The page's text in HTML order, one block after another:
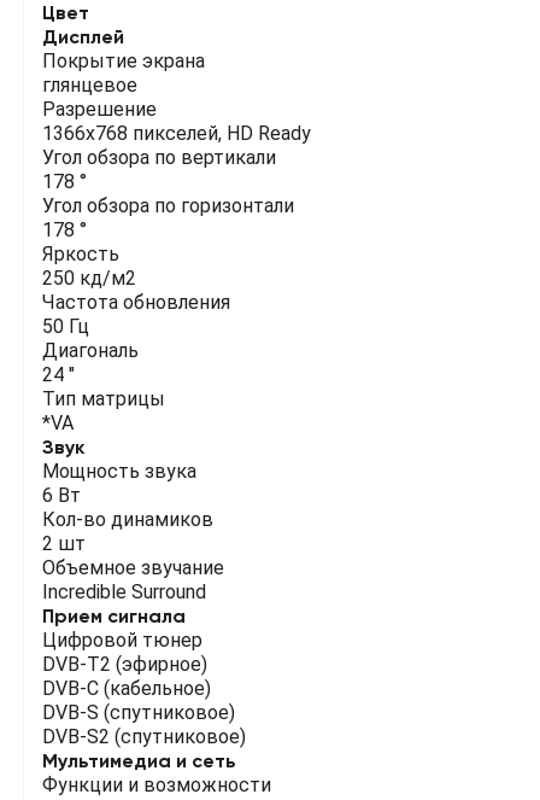
Цвет
Дисплей
Покрытие экрана
глянцевое
Разрешение
1366x768 пикселей, HD Ready
Угол обзора по вертикали
178 °
Угол обзора по горизонтали
178 °
Яркость
250 кд/м2
Частота обновления
50 Гц
Диагональ
24 "
Тип матрицы
*VA
Звук
Мощность звука
6 Вт
Кол-во динамиков
2 шт
Объемное звучание
Incredible Surround
Прием сигнала
Цифровой тюнер
DVB-T2 (эфирное)
DVB-C (кабельное)
DVB-S (спутниковое)
DVB-S2 (спутниковое)
Мультимедиа и сеть
Функции и возможности